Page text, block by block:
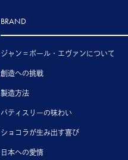
BRAND
ジャン＝ポール・エヴァンについて
創造への挑戦
製造方法
パティスリーの味わい
ショコラが生み出す喜び
日本への愛情